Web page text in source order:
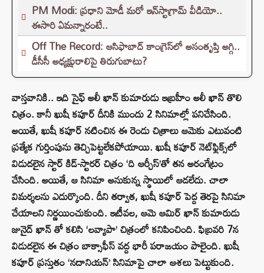
PM Modi: ప్రధాని మోడీ మరో ఇన్‌స్టాగ్రామ్ వీడియో..
ఈసారి ఏమన్నారంటే..
Off The Record: ఆసిఫాబాద్ కాంగ్రెస్‌లో అసంతృప్తి అగ్గి..
డీసీసీ అధ్యక్షురాలిపై తిరుగుబాటు?
వాస్తవానికి.. ఇది సైఫ్ అలీ ఖాన్ కుమారుడు ఇబ్రహీం అలీ ఖాన్ తొలి
చిత్రం. కానీ ఖుషీ కపూర్ దీనికి ముందు 2 సినిమాల్లో పనిచేసింది.
అయితే, ఖుషీ కపూర్ నటించిన ఈ రెండు చిత్రాలు ఆమెకు ఎటువంటి
ప్రత్యేక గుర్తింపును తెచ్చిపెట్టలేకపోయాయి. ఖుషీ కపూర్ నెట్‌ఫ్లిక్స్‌లో
విడుదలైన స్టార్ కిడ్-స్టారర్ చిత్రం ‘ది ఆర్చీస్’తో తన అరంగేట్రం
చేసింది. అయితే, ఆ సినిమా అనుకున్న స్థాయిలో ఆడలేదు. చాలా
విమర్శలను ఎదుర్కొంది. దీని తర్వాత, ఖుషీ కపూర్ పెద్ద తెరపై సినిమా
చేయాలని నిర్ణయించుకుంది. ఇటీవల, ఆమె ఆమిర్ ఖాన్ కుమారుడు
జునైద్ ఖాన్ తో కలిసి ‘లవ్యాపా’ చిత్రంలో కనిపించింది. ఫిబ్రవరి 7న
విడుదలైన ఈ చిత్రం బాక్సాఫీస్ వద్ద భారీ పరాజయం పాలైంది. ఖుషీ
కపూర్ ప్రస్తుతం ‘నదానియన్’ సినిమాపై చాలా ఆశలు పెట్టుకుంది.